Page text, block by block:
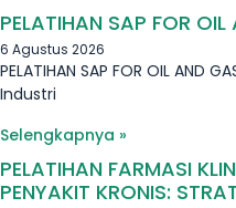
PELATIHAN SAP FOR
6 Agustus 2026
PELATIHAN SAP FOR OIL AND
Industri
Selengkapnya »
PELATIHAN FARMASI
PENYAKIT KRONIS: